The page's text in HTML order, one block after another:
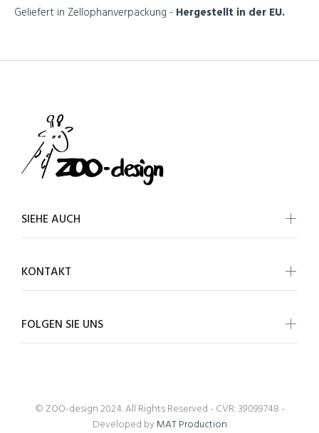
Geliefert in Zellophanverpackung - Hergestellt in der EU.
SIEHE AUCH
KONTAKT
FOLGEN SIE UNS
© ZOO-design 2024. All Rights Reserved - CVR: 39099748 -
Developed byMAT Production